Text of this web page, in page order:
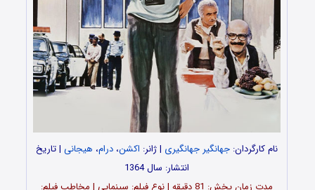
نام کارگردان: جهانگیر جهانگیری | ژانر: اکشن، درام، هیجانی | تاریخ
انتشار: سال 1364
مدت‌‌ زمان پخش: 81 دقیقه | نوع فیلم: سینمایی | مخاطب فیلم: